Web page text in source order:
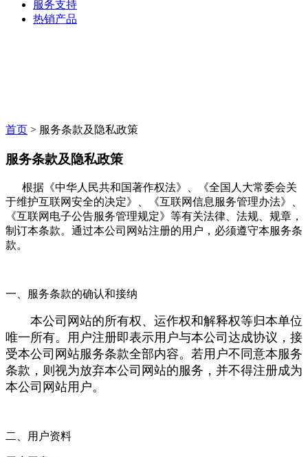
服务支持
热销产品
首页 > 服务条款及隐私政策
服务条款及隐私政策
根据《中华人民共和国著作权法》、《全国人大常委会关
于维护互联网安全的决定》、《互联网信息服务管理办法》、
《互联网电子公告服务管理规定》等有关法律、法规、规章，
制订本条款。通过本公司网站注册的用户，必须遵守本服务条
款。
一、服务条款的确认和接纳
本公司网站的所有权、运作权和解释权等归本单位
唯一所有。用户注册即表示用户与本公司达成协议，接
受本公司网站服务条款全部内容。若用户不同意本服务
条款，则视为放弃本公司网站的服务，并不得注册成为
本公司网站用户。
二、用户资料